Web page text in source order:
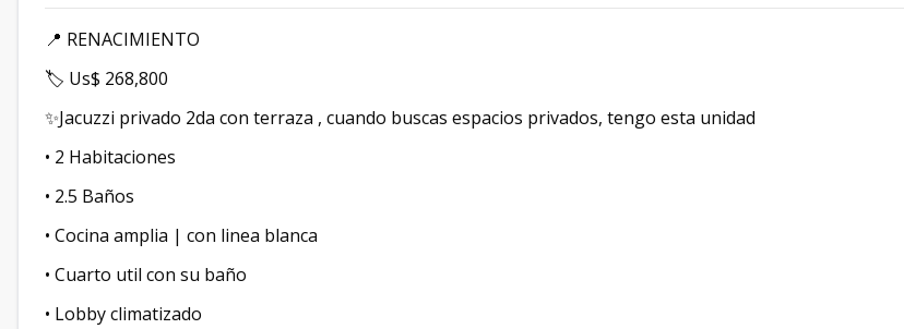
📍 RENACIMIENTO
🏷️ Us$ 268,800
✨Jacuzzi privado 2da con terraza , cuando buscas espacios privados, tengo esta unidad
• 2 Habitaciones
• ⁠2.5 Baños
• Cocina amplia | con linea blanca
• Cuarto util con su baño
• ⁠Lobby climatizado